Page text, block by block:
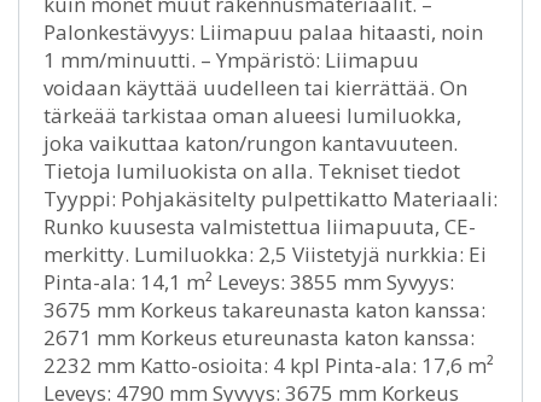
Palonkestävyys: Liimapuu palaa hitaasti, noin
1 mm/minuutti. – Ympäristö: Liimapuu
voidaan käyttää uudelleen tai kierrättää. On
tärkeää tarkistaa oman alueesi lumiluokka,
joka vaikuttaa katon/rungon kantavuuteen.
Tietoja lumiluokista on alla. Tekniset tiedot
Tyyppi: Pohjakäsitelty pulpettikatto Materiaali:
Runko kuusesta valmistettua liimapuuta, CE-
merkitty. Lumiluokka: 2,5 Viistetyjä nurkkia: Ei
Pinta-ala: 14,1 m² Leveys: 3855 mm Syvyys:
3675 mm Korkeus takareunasta katon kanssa:
2671 mm Korkeus etureunasta katon kanssa:
2232 mm Katto-osioita: 4 kpl Pinta-ala: 17,6 m²
Leveys: 4790 mm Syvyys: 3675 mm Korkeus